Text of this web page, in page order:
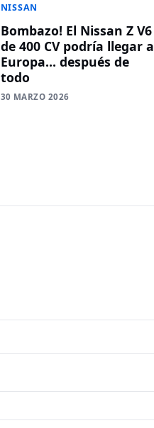
NISSAN
Bombazo! El Nissan Z V6
de 400 CV podría llegar a
Europa… después de
todo
30 MARZO 2026